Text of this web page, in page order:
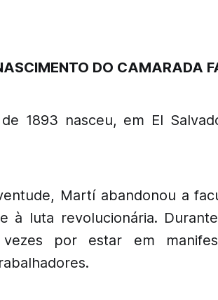
DO CAMARADA
1893 nasceu, em El
Martí abandonou a
à luta revolucionária.
vezes por estar em